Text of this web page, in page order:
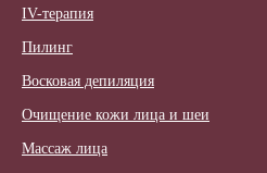
IV-терапия
Пилинг
Восковая депиляция
Очищение кожи лица и шеи
Массаж лица